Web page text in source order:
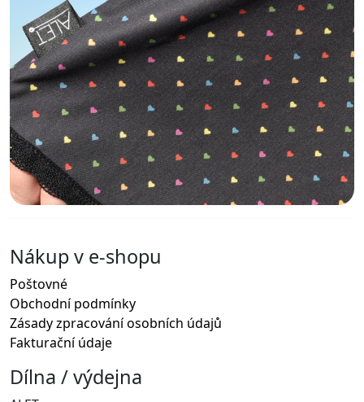
Nákup v e-shopu
Poštovné
Obchodní podmínky
Zásady zpracování osobních údajů
Fakturační údaje
Dílna / výdejna